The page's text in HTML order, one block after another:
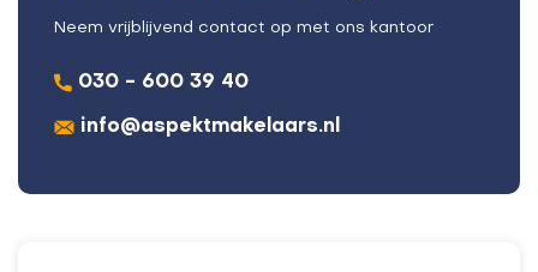
Neem vrijblijvend contact op met ons kantoor
030 - 600 39 40
info@aspektmakelaars.nl